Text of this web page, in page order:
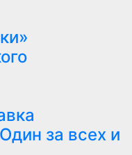
за всех и